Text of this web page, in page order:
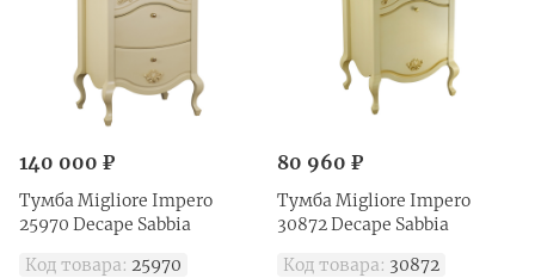
140 000 ₽
Тумба Migliore Impero
25970 Decape Sabbia
Код товара: 25970
80 960 ₽
Тумба Migliore Impero
30872 Decape Sabbia
Код товара: 30872